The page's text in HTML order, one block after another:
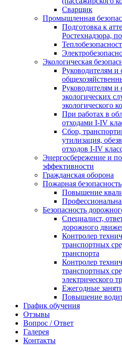
Сварщик
Промышленная
Подготовка к
Ростехнадзора,
Экологическая
Руководителям и
Руководителям и
экологических
экологического
При работах в
отходами I-IV
Сбор,
утилизация,
отходов I-IV
Энергосбережение и
эффективности
Гражданская оборона
Пожарная безопасность
Повышение
Безопасность
Специалист,
дорожного
Контролер
транспортных
транспорта
Контролер
транспортных
электрического
Ежегодные
Повышение
График обучения
Отзывы
Вопрос / Ответ
Галерея
Контакты